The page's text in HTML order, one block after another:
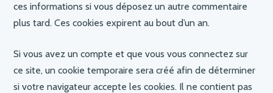
ces informations si vous déposez un autre commentaire
plus tard. Ces cookies expirent au bout d’un an.
Si vous avez un compte et que vous vous connectez sur
ce site, un cookie temporaire sera créé afin de déterminer
si votre navigateur accepte les cookies. Il ne contient pas